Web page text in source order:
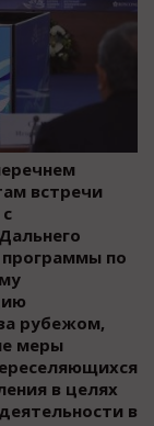
встречи
программы по
рубежом,
меры
в целях
в